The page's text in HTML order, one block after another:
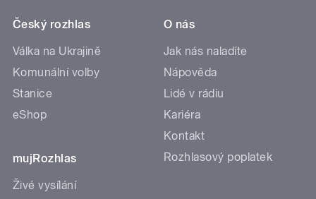
Český rozhlas
Válka na Ukrajině
Komunální volby
Stanice
eShop
mujRozhlas
Živé vysílání
O nás
Jak nás naladíte
Nápověda
Lidé v rádiu
Kariéra
Kontakt
Rozhlasový poplatek